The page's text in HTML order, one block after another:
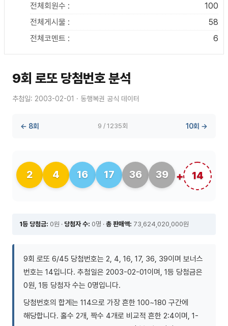
전체회원수 :
100
전체게시물 :
58
전체코멘트 :
6
9회 로또 당첨번호 분석
추첨일: 2003-02-01 · 동행복권 공식 데이터
← 8회 9 / 1235회 10회 →
2 4 16 17 36 39 14
1등 당첨금: 0원 · 당첨자 수: 0명 · 총 판매액: 73,624,020,000원
9회 로또 6/45 당첨번호는 2, 4, 16, 17, 36, 39이며 보너스
번호는 14입니다. 추첨일은 2003-02-01이며, 1등 당첨금은
0원, 1등 당첨자 수는 0명입니다.
당첨번호의 합계는 114으로 가장 흔한 100~180 구간에
해당합니다. 홀수 2개, 짝수 4개로 비교적 흔한 2:4이며, 1-